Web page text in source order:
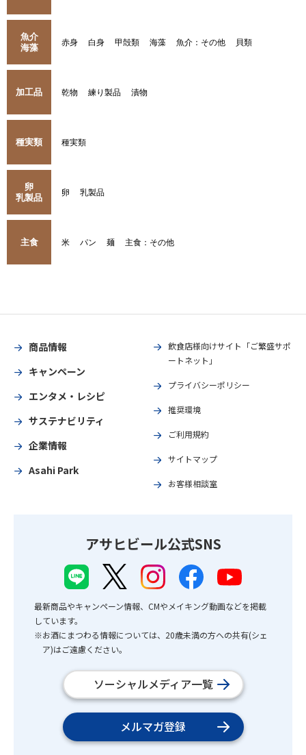
魚介
海藻
赤身 白身 甲殻類 海藻 魚介：その他 貝類
加工品 乾物 練り製品 漬物
種実類 種実類
卵
乳製品
卵 乳製品
主食 米 パン 麺 主食：その他
商品情報
キャンペーン
エンタメ・レシピ
サステナビリティ
企業情報
Asahi Park
飲食店様向けサイト「ご繁盛サポ
ートネット」
プライバシーポリシー
推奨環境
ご利用規約
サイトマップ
お客様相談室
アサヒビール公式SNS
最新商品やキャンペーン情報、CMやメイキング動画などを掲載
しています。
※お酒にまつわる情報については、20歳未満の方への共有(シェ
ア)はご遠慮ください。
ソーシャルメディア一覧
メルマガ登録